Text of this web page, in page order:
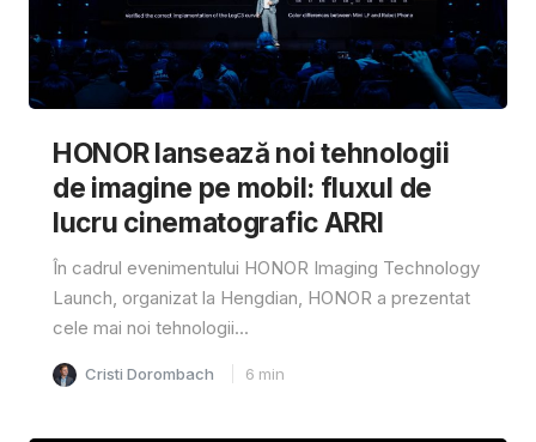
HONOR lansează noi tehnologii
de imagine pe mobil: fluxul de
lucru cinematografic ARRI
În cadrul evenimentului HONOR Imaging Technology
Launch, organizat la Hengdian, HONOR a prezentat
cele mai noi tehnologii...
Cristi Dorombach 6 min